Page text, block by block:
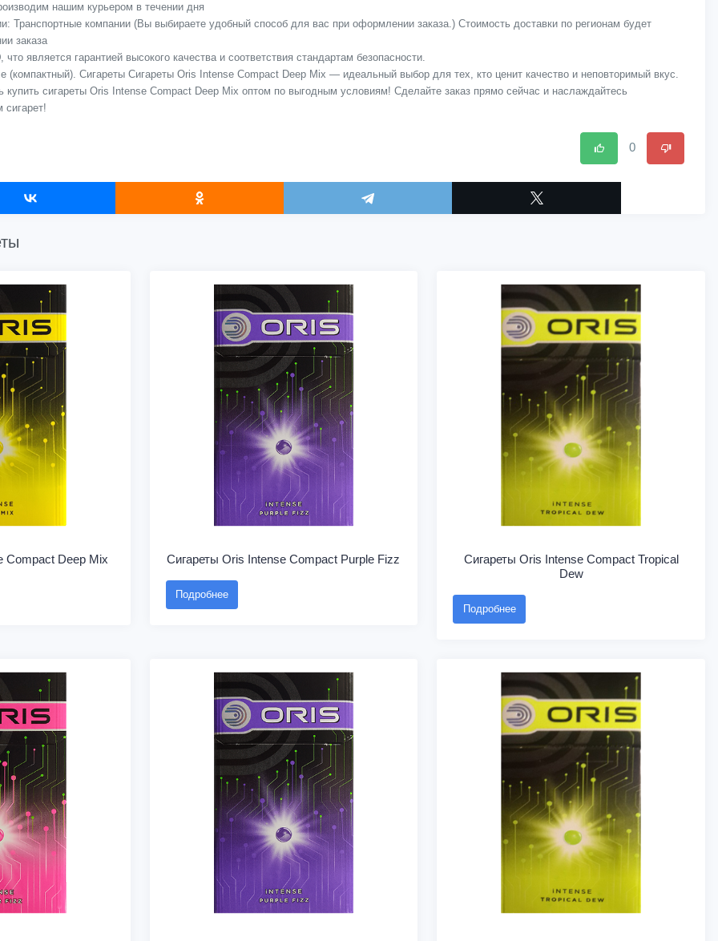
нашим курьером в течении дня
Транспортные компании (Вы выбираете удобный способ для вас при оформлении заказа.) Стоимость доставки по регионам будет
заказа
является гарантией высокого качества и соответствия стандартам безопасности.
(компактный). Сигареты Сигареты Oris Intense Compact Deep Mix — идеальный выбор для тех, кто ценит качество и неповторимый вкус.
купить сигареты Oris Intense Compact Deep Mix оптом по выгодным условиям! Сделайте заказ прямо сейчас и наслаждайтесь
сигарет!
0
Compact Deep Mix Сигареты Oris Intense Compact Purple Fizz
Подробнее
Сигареты Oris Intense Compact Tropical
Dew
Подробнее